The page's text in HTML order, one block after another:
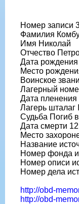
Номер записи
Фамилия
Имя Николай
Отчество
Дата
Место
Воинское
Лагерный
Дата пленения
Лагерь шталаг
Судьба Погиб
Дата смерти
Место
Название
Номер фонда
Номер описи
Номер дела
http://obd-
http://obd-